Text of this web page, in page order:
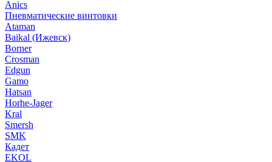
Anics
Пневматические винтовки
Ataman
Baikal (Ижевск)
Borner
Crosman
Edgun
Gamo
Hatsan
Horhe-Jager
Kral
Smersh
SMK
Кадет
EKOL